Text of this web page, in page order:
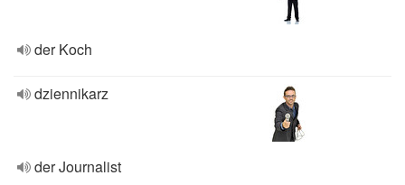
der Koch
dziennikarz
der Journalist